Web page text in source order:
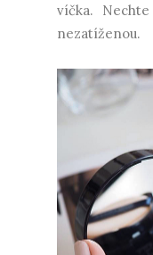
víčka.
nezatíženou.